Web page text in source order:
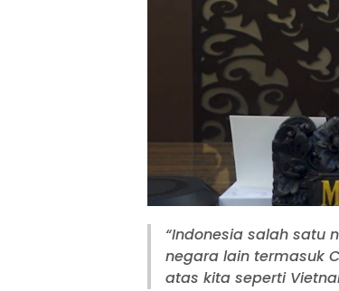
“Indonesia salah satu
negara lain termasuk
atas kita seperti